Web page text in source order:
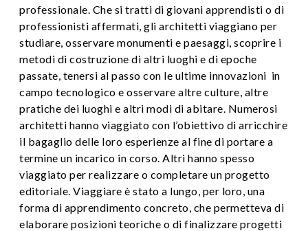
professionale. Che si tratti di giovani apprendisti o di
professionisti affermati, gli architetti viaggiano per
studiare, osservare monumenti e paesaggi, scoprire i
metodi di costruzione di altri luoghi e di epoche
passate, tenersi al passo con le ultime innovazioni in
campo tecnologico e osservare altre culture, altre
pratiche dei luoghi e altri modi di abitare. Numerosi
architetti hanno viaggiato con l’obiettivo di arricchire
il bagaglio delle loro esperienze al fine di portare a
termine un incarico in corso. Altri hanno spesso
viaggiato per realizzare o completare un progetto
editoriale. Viaggiare è stato a lungo, per loro, una
forma di apprendimento concreto, che permetteva di
elaborare posizioni teoriche o di finalizzare progetti